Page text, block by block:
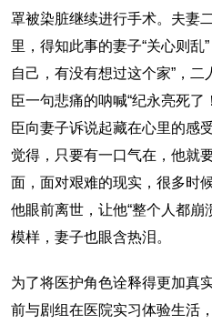
罩被染脏继续进行手术。夫妻
里，得知此事的妻子“关心则乱
自己，有没有想过这个家”，
臣一句悲痛的呐喊“纪永亮死
臣向妻子诉说起藏在心里的感
觉得，只要有一口气在，他就
面，面对艰难的现实，很多时
他眼前离世，让他“整个人都崩
模样，妻子也眼含热泪。
为了将医护角色诠释得更加真
前与剧组在医院实习体验生活